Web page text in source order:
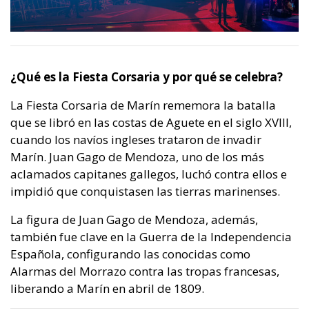
¿Qué es la Fiesta Corsaria y por qué se celebra?
La Fiesta Corsaria de Marín rememora la batalla
que se libró en las costas de Aguete en el siglo XVIII,
cuando los navíos ingleses trataron de invadir
Marín. Juan Gago de Mendoza, uno de los más
aclamados capitanes gallegos, luchó contra ellos e
impidió que conquistasen las tierras marinenses.
La figura de Juan Gago de Mendoza, además,
también fue clave en la Guerra de la Independencia
Española, configurando las conocidas como
Alarmas del Morrazo contra las tropas francesas,
liberando a Marín en abril de 1809.